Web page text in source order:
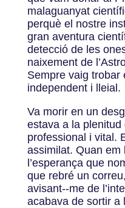
malaguanyat
perquè el nostre
gran aventura
detecció de les
naixement de
Sempre vaig trobar
independent i lleial.
Va morir en un
estava a la
professional i vital.
assimilat. Quan
l’esperança que
que rebré un
avisant-­‐me de
acabava de sortir a